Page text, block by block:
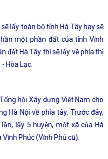
lấy toàn bộ tỉnh Hà Tây hay sẽ
một phần đất của tỉnh Vĩnh
đất Hà Tây thì sẽ lấy về phía thị
Hòa Lạc.
hội Xây dựng Việt Nam cho
Hà Nội về phía tây. Trước đây,
lấy 5 huyện, một xã của Hà
Phúc (Vĩnh Phú cũ).